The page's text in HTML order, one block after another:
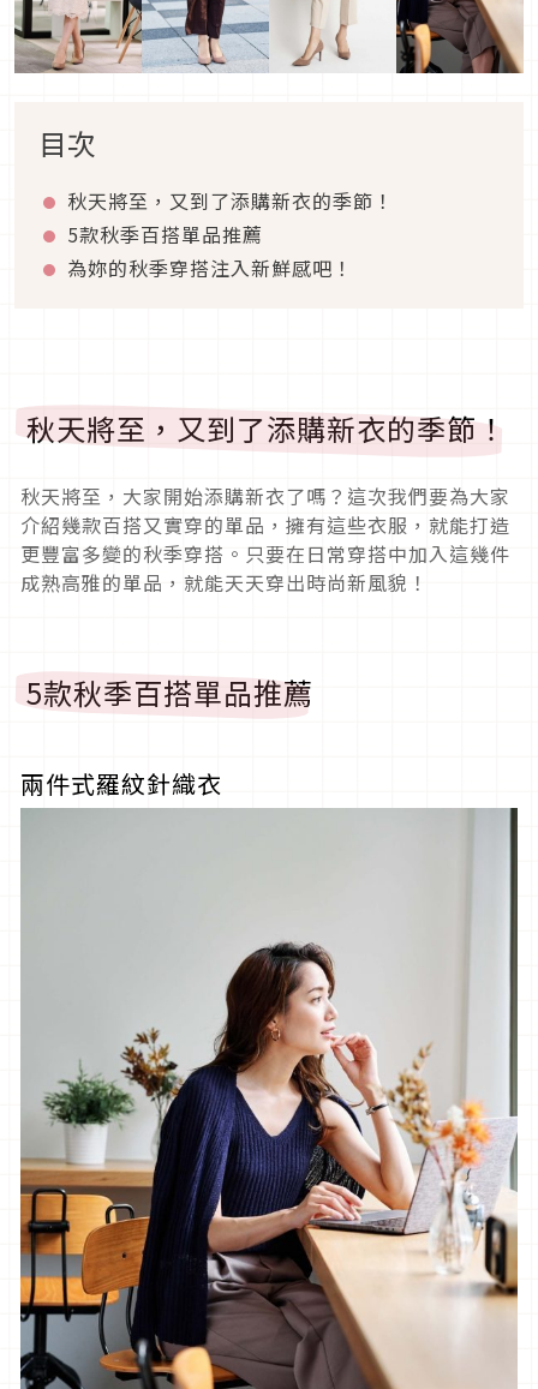
目次
秋天將至，又到了添購新衣的季節！
5款秋季百搭單品推薦
為妳的秋季穿搭注入新鮮感吧！
秋天將至，又到了添購新衣的季節！
秋天將至，大家開始添購新衣了嗎？這次我們要為大家
介紹幾款百搭又實穿的單品，擁有這些衣服，就能打造
更豐富多變的秋季穿搭。只要在日常穿搭中加入這幾件
成熟高雅的單品，就能天天穿出時尚新風貌！
5款秋季百搭單品推薦
兩件式羅紋針織衣